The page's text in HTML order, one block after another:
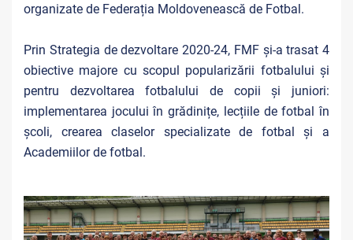
organizate de Federația Moldovenească de Fotbal.
Prin Strategia de dezvoltare 2020-24, FMF și-a trasat 4
obiective majore cu scopul popularizării fotbalului și
pentru dezvoltarea fotbalului de copii și juniori:
implementarea jocului în grădinițe, lecțiile de fotbal în
școli, crearea claselor specializate de fotbal și a
Academiilor de fotbal.